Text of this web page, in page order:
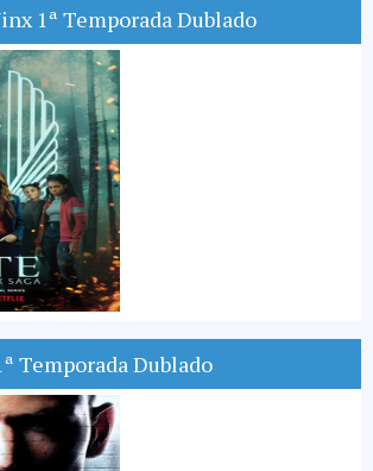
1ª Temporada Dublado
Temporada Dublado